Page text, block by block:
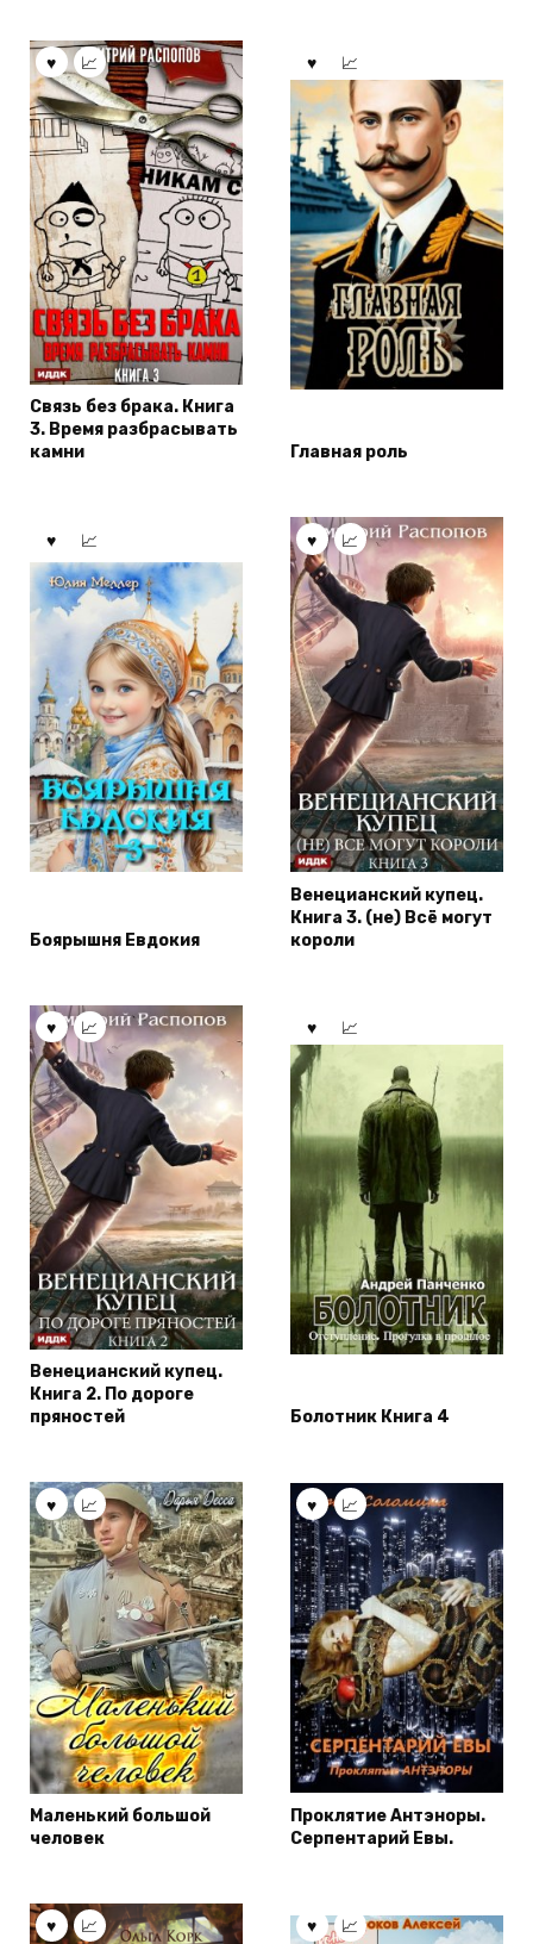
Связь без брака. Книга
3. Время разбрасывать
камни
Главная роль
Боярышня Евдокия
Венецианский купец.
Книга 3. (не) Всё могут
короли
Венецианский купец.
Книга 2. По дороге
пряностей
Болотник Книга 4
Маленький большой
человек
Проклятие Антэноры.
Серпентарий Евы.